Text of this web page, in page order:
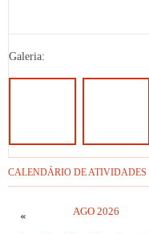
Galeria:
CALENDÁRIO DE ATIVIDADES
AGO 2026
«